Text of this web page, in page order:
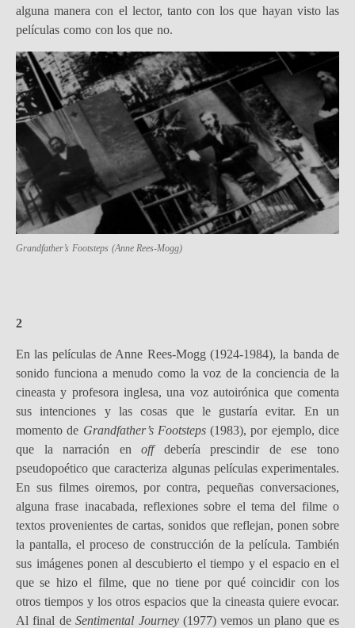
alguna manera con el lector, tanto con los que hayan visto las
películas como con los que no.
Grandfather’s Footsteps(Anne Rees-Mogg)
2
En las películas de Anne Rees-Mogg (1924-1984), la banda de
sonido funciona a menudo como la voz de la conciencia de la
cineasta y profesora inglesa, una voz autoirónica que comenta
sus intenciones y las cosas que le gustaría evitar. En un
momento de Grandfather’s Footsteps(1983), por ejemplo, dice
que la narración enoffdebería prescindir de ese tono
pseudopoético que caracteriza algunas películas experimentales.
En sus filmes oiremos, por contra, pequeñas conversaciones,
alguna frase inacabada, reflexiones sobre el tema del filme o
textos provenientes de cartas, sonidos que reflejan, ponen sobre
la pantalla, el proceso de construcción de la película. También
sus imágenes ponen al descubierto el tiempo y el espacio en el
que se hizo el filme, que no tiene por qué coincidir con los
otros tiempos y los otros espacios que la cineasta quiere evocar.
Al final deSentimental Journey(1977) vemos un plano que es